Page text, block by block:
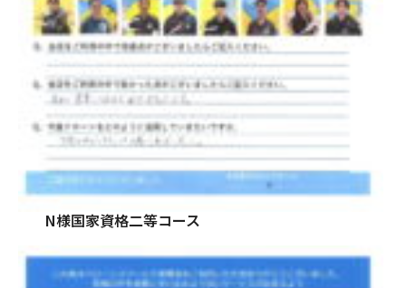
N様国家資格二等コース